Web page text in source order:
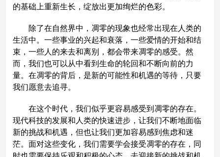
的基础上重新生长，绽放出更加绚烂的色彩。
除了在自然界中，凋零的现象也经常出现在人类的
生活中。一些事业的兴起和衰落，一些爱情的开始和结
束，一些人的来去和离别，都会带来凋零的感受。然
而，我们也可以从中看到生命的轮回和不断向前的力
量。在凋零的背后，是新的可能性和机遇的等待，只要
我们愿意去追寻。
在这个时代，我们似乎更容易感受到凋零的存在。
现代科技的发展和人类的快速进步，让我们不断地面临
新的挑战和机遇，但也让我们更加容易感到焦虑和迷
茫。面对这些变化，我们需要学会接受凋零的存在，同